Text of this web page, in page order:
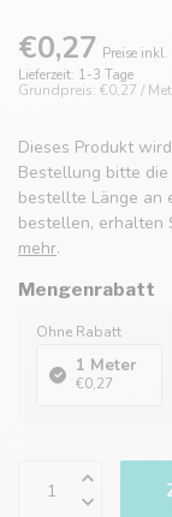
€0,27 Preise
Lieferzeit: 1-3 Tage
Grundpreis: €0,27 /
Dieses Produkt
Bestellung bitte
bestellte Länge an
bestellen, erhalten
mehr.
Mengenrabatt
Ohne Rabatt
1 Meter
€0,27